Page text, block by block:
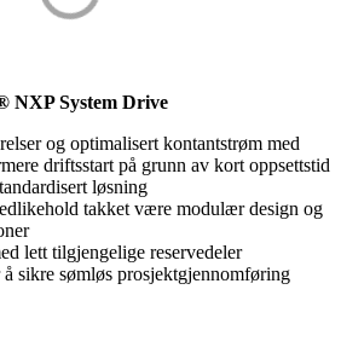
NXP System Drive
og optimalisert kontantstrøm med
driftsstart på grunn av kort oppsettstid
løsning
takket være modulær design og
lett tilgjengelige reservedeler
sikre sømløs prosjektgjennomføring